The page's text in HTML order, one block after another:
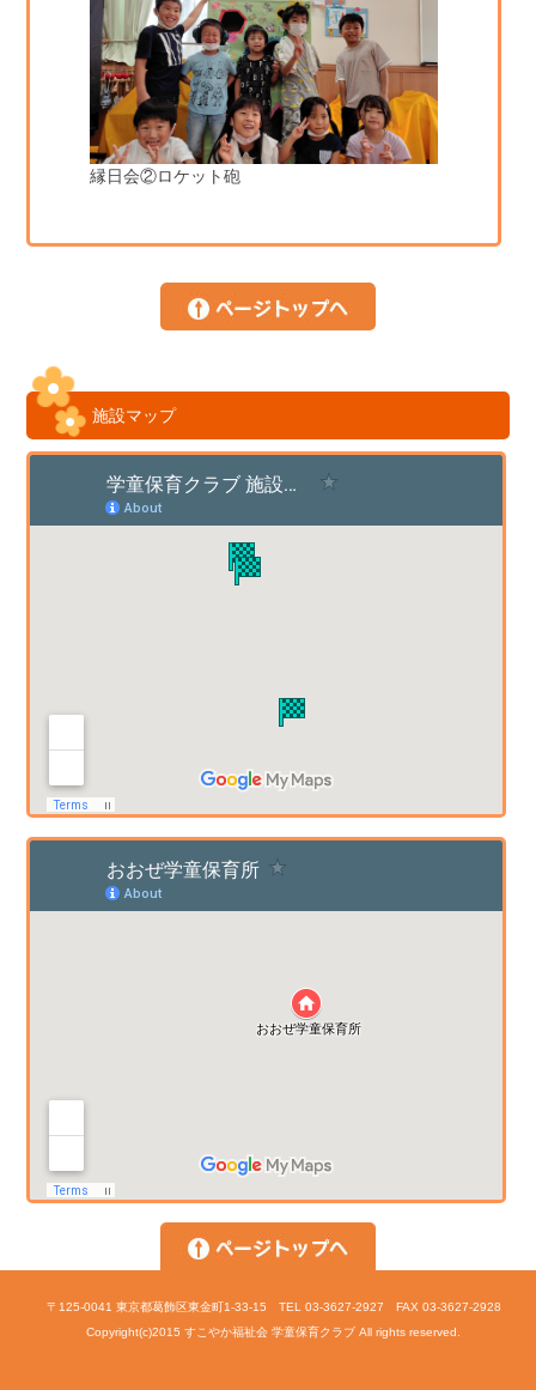
縁日会②ロケット砲
施設マップ
〒125-0041 東京都葛飾区東金町1-33-15 TEL 03-3627-2927 FAX 03-3627-2928
Copyright(c)2015 すこやか福祉会 学童保育クラブ All rights reserved.